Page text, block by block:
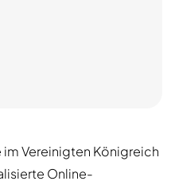
im Vereinigten Königreich
Online-